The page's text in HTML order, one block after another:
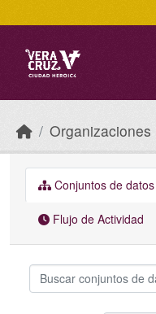
Organizaciones
Conjuntos de datos
Flujo de Actividad